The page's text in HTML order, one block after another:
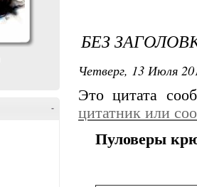
-
БЕЗ
Четверг, 13 Июля
Это цитата
цитатник или
Пуловеры